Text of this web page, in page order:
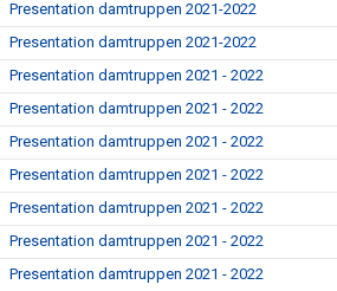
Presentation damtruppen 2021-2022
Presentation damtruppen 2021-2022
Presentation damtruppen 2021 - 2022
Presentation damtruppen 2021 - 2022
Presentation damtruppen 2021 - 2022
Presentation damtruppen 2021 - 2022
Presentation damtruppen 2021 - 2022
Presentation damtruppen 2021 - 2022
Presentation damtruppen 2021 - 2022